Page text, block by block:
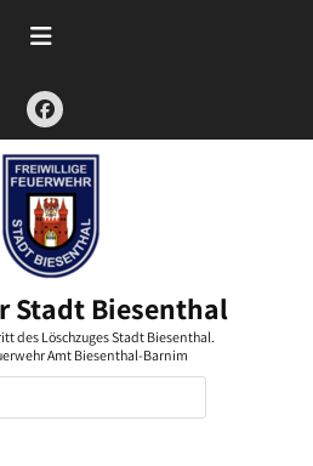
Facebook
Stadt Biesenthal
des Löschzuges Stadt Biesenthal.
Amt Biesenthal-Barnim